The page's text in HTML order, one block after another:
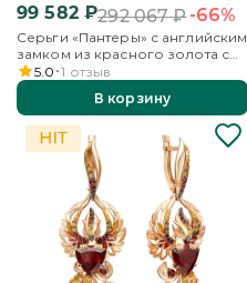
99 582₽292 067₽-66%
Серьги «Пантеры» с английским
замком из красного золота с
гранатом
5.0 1 отзыв
В корзину